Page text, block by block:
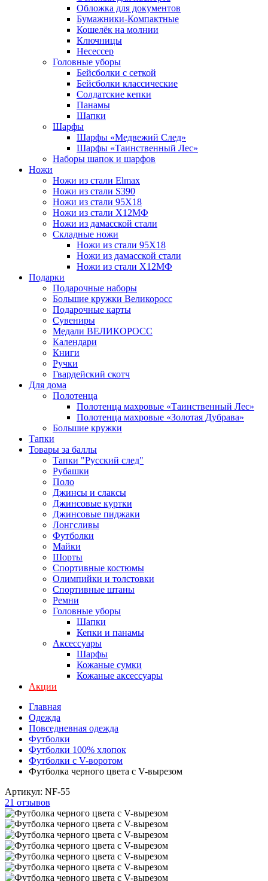
Обложка для документов
Бумажники-Компактные
Кошелёк на молнии
Ключницы
Несессер
Головные уборы
Бейсболки с сеткой
Бейсболки классические
Солдатские кепки
Панамы
Шапки
Шарфы
Шарфы «Медвежий След»
Шарфы «Таинственный Лес»
Наборы шапок и шарфов
Ножи
Ножи из стали Elmax
Ножи из стали S390
Ножи из стали 95X18
Ножи из стали Х12МФ
Ножи из дамасской стали
Складные ножи
Ножи из стали 95X18
Ножи из дамасской стали
Ножи из стали Х12МФ
Подарки
Подарочные наборы
Большие кружки Великоросс
Подарочные карты
Сувениры
Медали ВЕЛИКОРОСС
Календари
Книги
Ручки
Гвардейский скотч
Для дома
Полотенца
Полотенца махровые «Таинственный Лес»
Полотенца махровые «Золотая Дубрава»
Большие кружки
Тапки
Товары за баллы
Тапки "Русский след"
Рубашки
Поло
Джинсы и слаксы
Джинсовые куртки
Джинсовые пиджаки
Лонгсливы
Футболки
Майки
Шорты
Спортивные костюмы
Олимпийки и толстовки
Спортивные штаны
Ремни
Головные уборы
Шапки
Кепки и панамы
Аксессуары
Шарфы
Кожаные сумки
Кожаные аксессуары
Акции
Главная
Одежда
Повседневная одежда
Футболки
Футболки 100% хлопок
Футболки с V-воротом
Футболка черного цвета с V-вырезом
Артикул: NF-55
21 отзывов